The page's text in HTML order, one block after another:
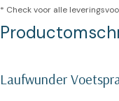
* Check voor alle
Laufwunder